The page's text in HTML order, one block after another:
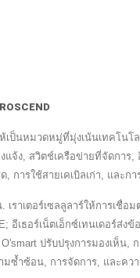
ป็นหมวดหมู่ที่มุ่งเน้นเทคโน
แจ้ง, สวิตช์เครือข่ายที่จัดก
ารใช้สายเคเบิลเก่า, และก
าเตอร์เซลลูลาร์ให้การเชื่
เธอร์เน็ตเอ็กซ์เทนเดอร์ส่
ปรับปรุงการมองเห็น,
ซ้ำซ้อน, การจัดการ, และค